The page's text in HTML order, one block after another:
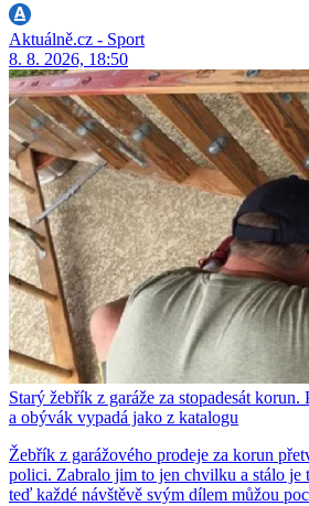
Aktuálně.cz - Sport
8. 8. 2026, 18:50
Starý žebřík z garáže za stopadesát
a obývák vypadá jako z katalogu
Žebřík z garážového prodeje za korun
polici. Zabralo jim to jen chvilku a stálo je
teď každé návštěvě svým dílem můžou